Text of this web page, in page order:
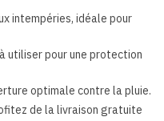
intempéries, idéale pour
utiliser pour une protection
optimale contre la pluie.
de la livraison gratuite